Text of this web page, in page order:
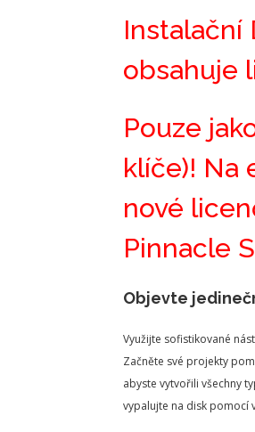
Instalační
obsahuje
Pouze
klíče)! Na
nové
Pinnacle
Objevte
Využijte sofistikované
Začněte své projekty
abyste vytvořili všechny
vypalujte na disk pomocí